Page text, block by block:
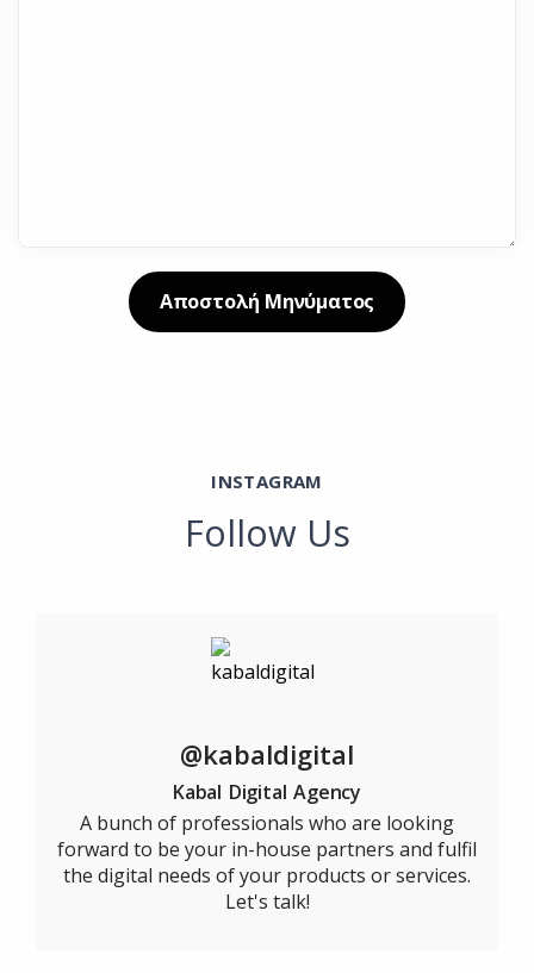
INSTAGRAM
Follow Us
@kabaldigital
Kabal Digital Agency
A bunch of professionals who are looking
forward to be your in-house partners and fulfil
the digital needs of your products or services.
Let's talk!